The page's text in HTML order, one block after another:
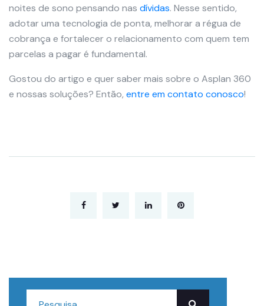
noites de sono pensando nas dívidas. Nesse sentido,
adotar uma tecnologia de ponta, melhorar a régua de
cobrança e fortalecer o relacionamento com quem tem
parcelas a pagar é fundamental.
Gostou do artigo e quer saber mais sobre o Asplan 360
e nossas soluções? Então, entre em contato conosco!